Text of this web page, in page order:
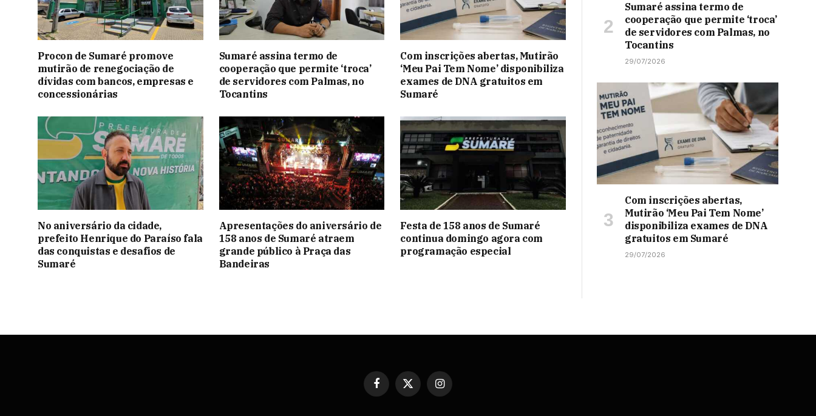
Procon de Sumaré promove
mutirão de renegociação de
dívidas com bancos, empresas e
concessionárias
Sumaré assina termo de
cooperação que permite ‘troca’
de servidores com Palmas, no
Tocantins
Com inscrições abertas, Mutirão
‘Meu Pai Tem Nome’ disponibiliza
exames de DNA gratuitos em
Sumaré
No aniversário da cidade,
prefeito Henrique do Paraíso fala
das conquistas e desafios de
Sumaré
Apresentações do aniversário de
158 anos de Sumaré atraem
grande público à Praça das
Bandeiras
Festa de 158 anos de Sumaré
continua domingo agora com
programação especial
Sumaré assina termo de
cooperação que permite ‘troca’
de servidores com Palmas, no
Tocantins
29/07/2026
Com inscrições abertas,
Mutirão ‘Meu Pai Tem Nome’
disponibiliza exames de DNA
gratuitos em Sumaré
29/07/2026
Facebook
X
(Twitter)
Instagram